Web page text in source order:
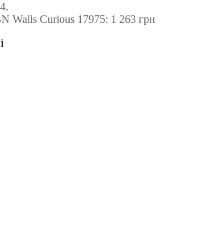
Walls Curious 17975: 1 263 грн